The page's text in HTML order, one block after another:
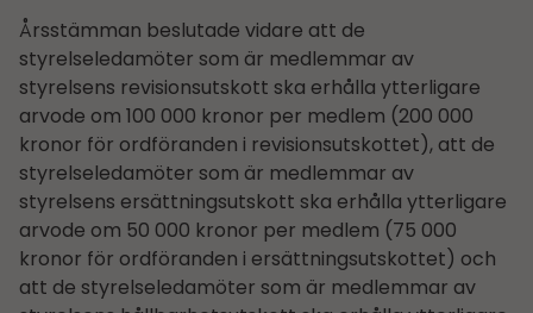
Årsstämman beslutade vidare att de
styrelseledamöter som är medlemmar av
styrelsens revisionsutskott ska erhålla ytterligare
arvode om 100 000 kronor per medlem (200 000
kronor för ordföranden i revisionsutskottet), att de
styrelseledamöter som är medlemmar av
styrelsens ersättningsutskott ska erhålla ytterligare
arvode om 50 000 kronor per medlem (75 000
kronor för ordföranden i ersättningsutskottet) och
att de styrelseledamöter som är medlemmar av